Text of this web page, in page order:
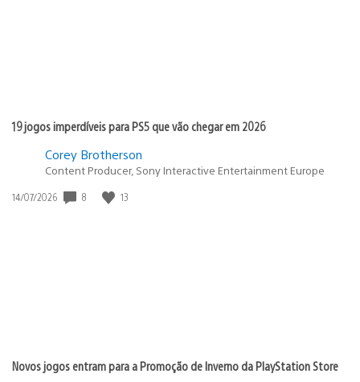
19 jogos imperdíveis para PS5 que vão chegar em 2026
Corey Brotherson
Content Producer, Sony Interactive Entertainment Europe
Data
14/07/2026 8 13
Novos jogos entram para a Promoção de Inverno da PlayStation Store